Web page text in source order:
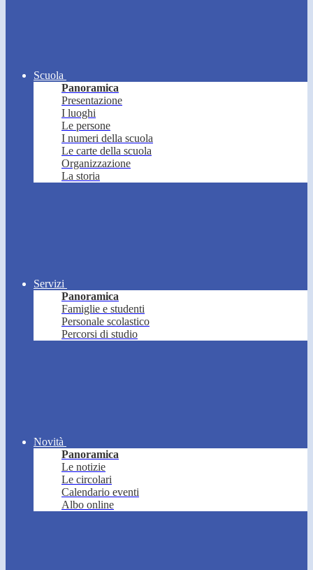
Scuola
Panoramica
Presentazione
I luoghi
Le persone
I numeri della scuola
Le carte della scuola
Organizzazione
La storia
Servizi
Panoramica
Famiglie e studenti
Personale scolastico
Percorsi di studio
Novità
Panoramica
Le notizie
Le circolari
Calendario eventi
Albo online